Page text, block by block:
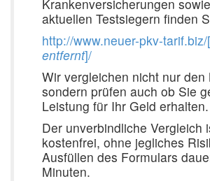
Krankenversicherungen
aktuellen Testsiegern finden
http://www.neuer-pkv-tarif.biz/[
entfernt]/
Wir vergleichen nicht nur den
sondern prüfen auch ob Sie
Leistung für Ihr Geld erhalten.
Der unverbindliche Vergleich
kostenfrei, ohne jegliches
Ausfüllen des Formulars
Minuten.